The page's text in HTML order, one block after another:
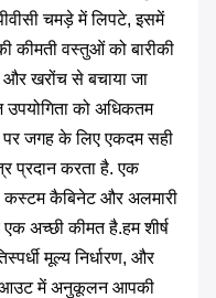
चमड़े में लिपटे, इसमें
कीमती वस्तुओं को बारीकी
खरोंच से बचाया जा
को अधिकतम
पर जगह के लिए एकदम सही
प्रदान करता है. एक
कस्टम कैबिनेट और अलमारी
अच्छी कीमत है.हम शीर्ष
मूल्य निर्धारण, और
में अनुकूलन आपकी